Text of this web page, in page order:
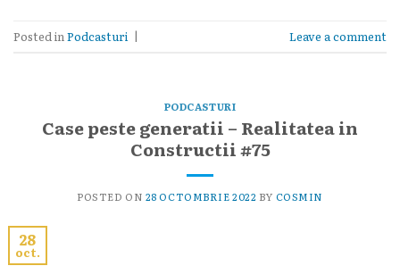
Posted in Podcasturi | Leave a comment
PODCASTURI
Case peste generatii – Realitatea in
Constructii #75
POSTED ON 28 OCTOMBRIE 2022 BY COSMIN
28
oct.